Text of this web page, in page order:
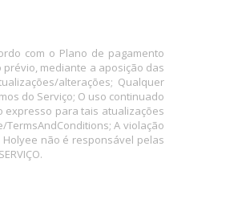
com o Plano de pagamento
mediante a aposição das
alterações; Qualquer
do Serviço; O uso continuado
expresso para tais atualizações
A violação
não é responsável pelas